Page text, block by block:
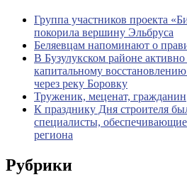
Группа участников проекта
покорила вершину Эльбруса
Беляевцам напоминают о
В Бузулукском районе
капитальному
через реку Боровку
Труженик, меценат, гражданин
К празднику Дня строителя
специалисты,
региона
Рубрики